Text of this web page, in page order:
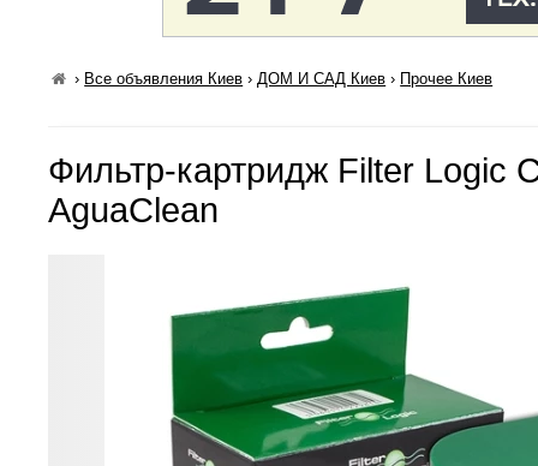
› Все объявления Киев ›ДОМ И САД Киев › Прочее Киев
Фильтр-картридж Filter Logic
AguaClean